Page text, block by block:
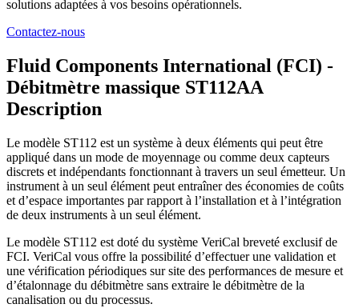
solutions adaptées à vos besoins opérationnels.
Contactez-nous
Fluid Components International (FCI) -
Débitmètre massique ST112AA
Description
Le modèle ST112 est un système à deux éléments qui peut être
appliqué dans un mode de moyennage ou comme deux capteurs
discrets et indépendants fonctionnant à travers un seul émetteur. Un
instrument à un seul élément peut entraîner des économies de coûts
et d’espace importantes par rapport à l’installation et à l’intégration
de deux instruments à un seul élément.
Le modèle ST112 est doté du système VeriCal breveté exclusif de
FCI. VeriCal vous offre la possibilité d’effectuer une validation et
une vérification périodiques sur site des performances de mesure et
d’étalonnage du débitmètre sans extraire le débitmètre de la
canalisation ou du processus.